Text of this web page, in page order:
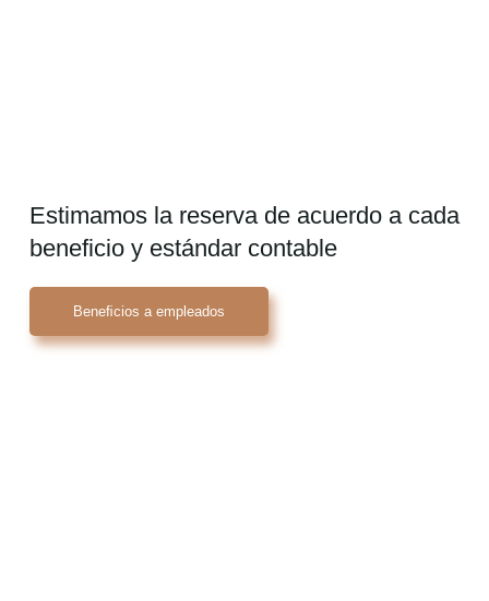
Estimamos la reserva de acuerdo a cada
beneficio y estándar contable
Beneﬁcios a empleados